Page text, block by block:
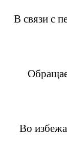
В связи с
Во